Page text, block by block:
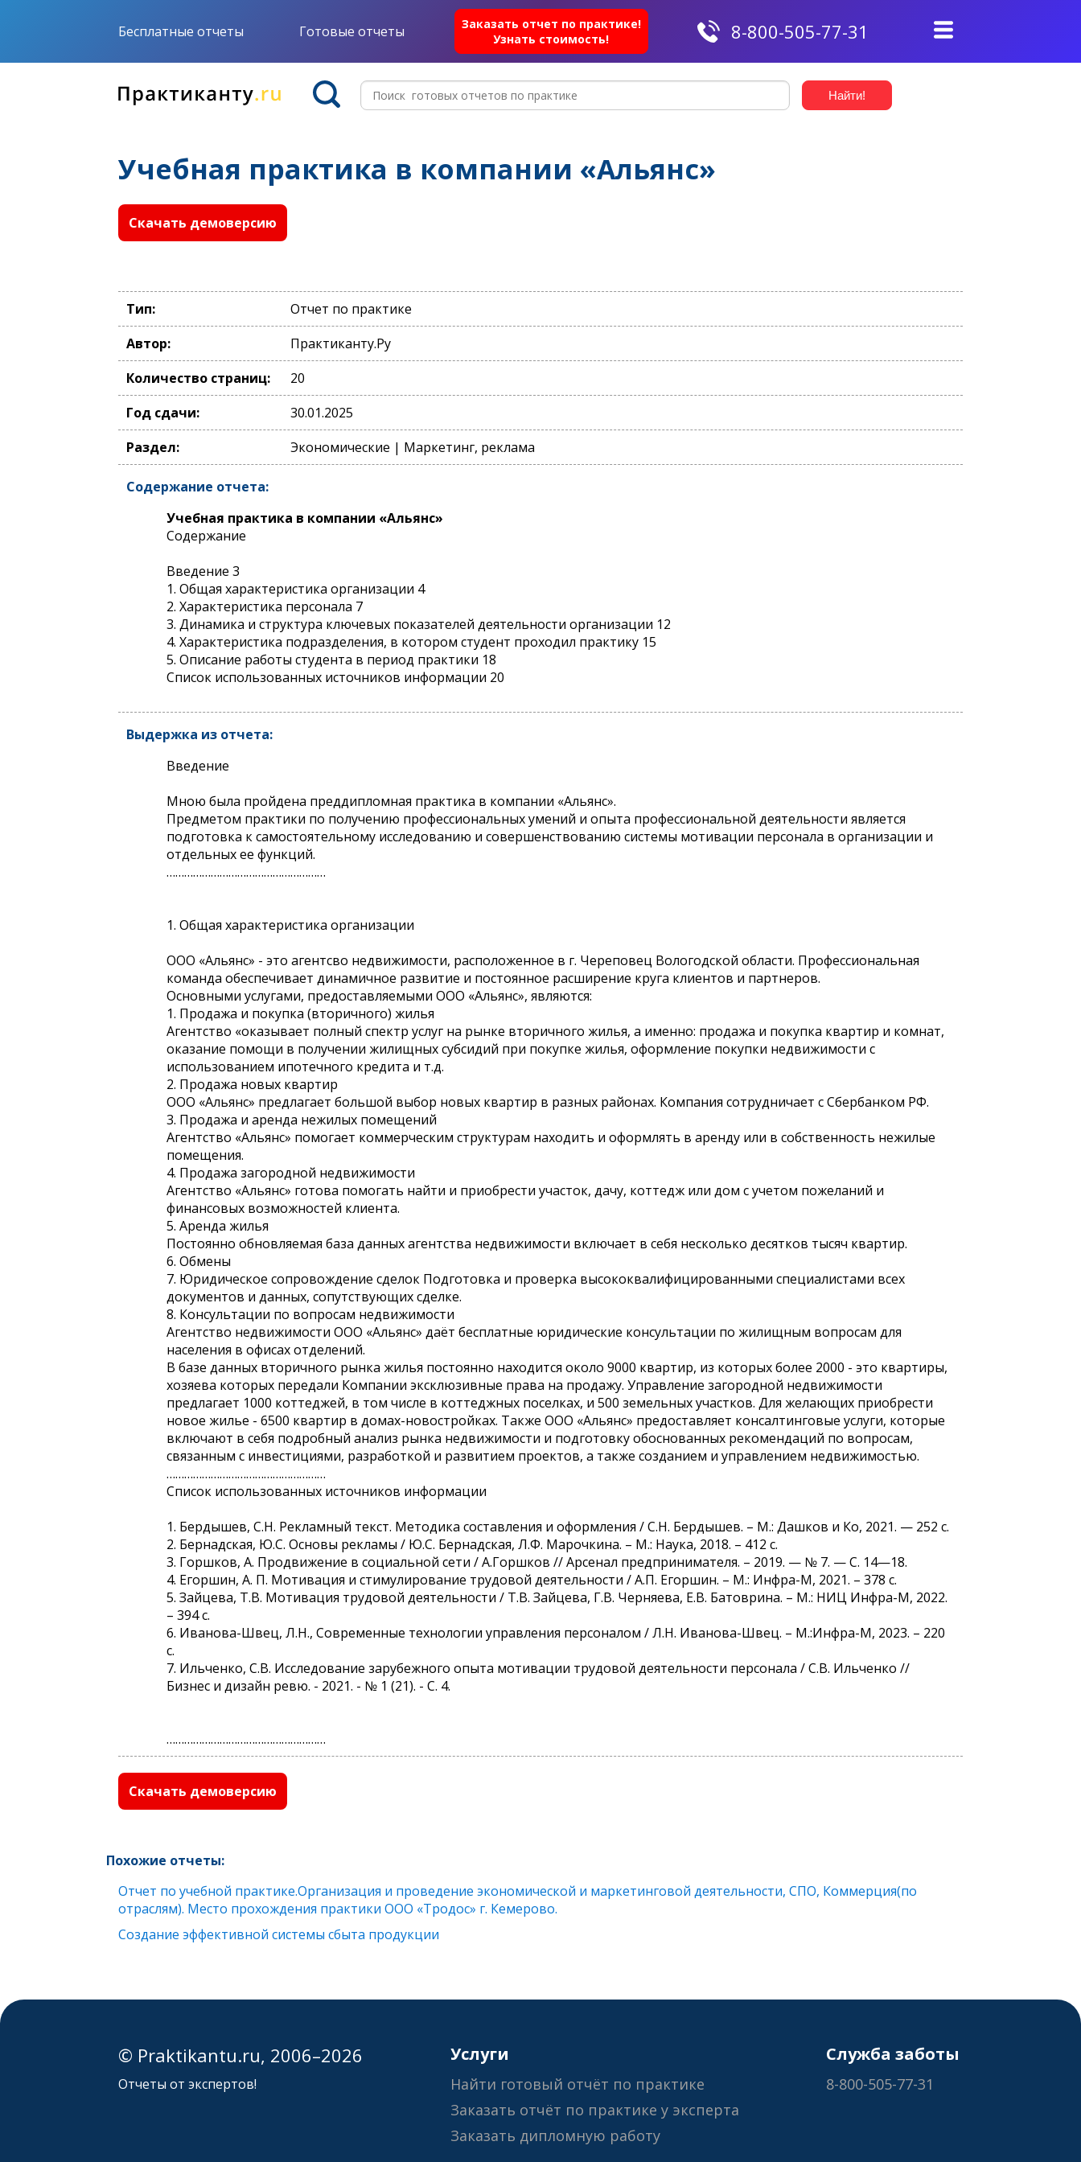
Бесплатные отчеты Готовые отчеты
Заказать отчет по практике!
Узнать стоимость!
8-800-505-77-31
Учебная практика в компании «Альянс»
Скачать демоверсию
Тип:
Отчет по практике
Автор:
Практиканту.Ру
Количество страниц:
20
Год сдачи:
30.01.2025
Раздел:
Экономические | Маркетинг, реклама
Содержание отчета:
Учебная практика в компании «Альянс»
Содержание
Введение 3
1. Общая характеристика организации 4
2. Характеристика персонала 7
3. Динамика и структура ключевых показателей деятельности организации 12
4. Характеристика подразделения, в котором студент проходил практику 15
5. Описание работы студента в период практики 18
Список использованных источников информации 20
Выдержка из отчета:
Введение
Мною была пройдена преддипломная практика в компании «Альянс».
Предметом практики по получению профессиональных умений и опыта профессиональной деятельности является
подготовка к самостоятельному исследованию и совершенствованию системы мотивации персонала в организации и
отдельных ее функций.
………………………………………………
1. Общая характеристика организации
ООО «Альянс» - это агентсво недвижимости, расположенное в г. Череповец Вологодской области. Профессиональная
команда обеспечивает динамичное развитие и постоянное расширение круга клиентов и партнеров.
Основными услугами, предоставляемыми ООО «Альянс», являются:
1. Продажа и покупка (вторичного) жилья
Агентство «оказывает полный спектр услуг на рынке вторичного жилья, а именно: продажа и покупка квартир и комнат,
оказание помощи в получении жилищных субсидий при покупке жилья, оформление покупки недвижимости с
использованием ипотечного кредита и т.д.
2. Продажа новых квартир
ООО «Альянс» предлагает большой выбор новых квартир в разных районах. Компания сотрудничает с Сбербанком РФ.
3. Продажа и аренда нежилых помещений
Агентство «Альянс» помогает коммерческим структурам находить и оформлять в аренду или в собственность нежилые
помещения.
4. Продажа загородной недвижимости
Агентство «Альянс» готова помогать найти и приобрести участок, дачу, коттедж или дом с учетом пожеланий и
финансовых возможностей клиента.
5. Аренда жилья
Постоянно обновляемая база данных агентства недвижимости включает в себя несколько десятков тысяч квартир.
6. Обмены
7. Юридическое сопровождение сделок Подготовка и проверка высококвалифицированными специалистами всех
документов и данных, сопутствующих сделке.
8. Консультации по вопросам недвижимости
Агентство недвижимости ООО «Альянс» даёт бесплатные юридические консультации по жилищным вопросам для
населения в офисах отделений.
В базе данных вторичного рынка жилья постоянно находится около 9000 квартир, из которых более 2000 - это квартиры,
хозяева которых передали Компании эксклюзивные права на продажу. Управление загородной недвижимости
предлагает 1000 коттеджей, в том числе в коттеджных поселках, и 500 земельных участков. Для желающих приобрести
новое жилье - 6500 квартир в домах-новостройках. Также ООО «Альянс» предоставляет консалтинговые услуги, которые
включают в себя подробный анализ рынка недвижимости и подготовку обоснованных рекомендаций по вопросам,
связанным с инвестициями, разработкой и развитием проектов, а также созданием и управлением недвижимостью.
………………………………………………
Список использованных источников информации
1. Бердышев, С.Н. Рекламный текст. Методика составления и оформления / С.Н. Бердышев. – М.: Дашков и Ко, 2021. — 252 с.
2. Бернадская, Ю.С. Основы рекламы / Ю.С. Бернадская, Л.Ф. Марочкина. – М.: Наука, 2018. – 412 с.
3. Горшков, А. Продвижение в социальной сети / А.Горшков // Арсенал предпринимателя. – 2019. — № 7. — С. 14—18.
4. Егоршин, А. П. Мотивация и стимулирование трудовой деятельности / А.П. Егоршин. – М.: Инфра-М, 2021. – 378 с.
5. Зайцева, Т.В. Мотивация трудовой деятельности / Т.В. Зайцева, Г.В. Черняева, Е.В. Батоврина. – М.: НИЦ Инфра-М, 2022.
– 394 с.
6. Иванова-Швец, Л.Н., Современные технологии управления персоналом / Л.Н. Иванова-Швец. – М.:Инфра-М, 2023. – 220
с.
7. Ильченко, С.В. Исследование зарубежного опыта мотивации трудовой деятельности персонала / С.В. Ильченко //
Бизнес и дизайн ревю. - 2021. - № 1 (21). - С. 4.
………………………………………………
Скачать демоверсию
Похожие отчеты:
Отчет по учебной практике.Организация и проведение экономической и маркетинговой деятельности, СПО, Коммерция(по
отраслям). Место прохождения практики ООО «Тродос» г. Кемерово.
Создание эффективной системы сбыта продукции
© Praktikantu.ru, 2006–2026
Отчеты от экспертов!
Услуги
Найти готовый отчёт по практике
Заказать отчёт по практике у эксперта
Заказать дипломную работу
Служба заботы
8-800-505-77-31